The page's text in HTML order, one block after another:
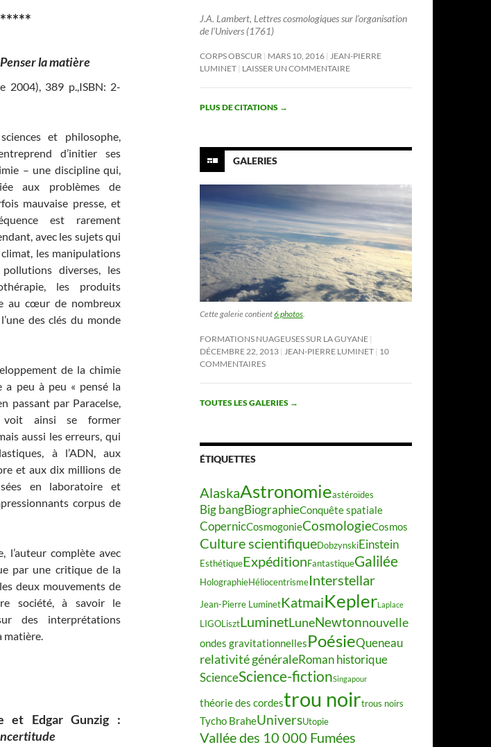
Penser la matière
2004), 389 p.,ISBN: 2-
et philosophe,
d’initier ses
– une discipline qui,
aux problèmes de
mauvaise presse, et
est rarement
avec les sujets qui
les manipulations
diverses, les
les produits
au cœur de nombreux
des clés du monde
de la chimie
a peu à peu « pensé la
passant par Paracelse,
voit ainsi se former
aussi les erreurs, qui
à l’ADN, aux
et aux dix millions de
en laboratoire et
corpus de
l’auteur complète avec
par une critique de la
deux mouvements de
société, à savoir le
des interprétations
matière.
et Edgar Gunzig :
J.A. Lambert, Lettres cosmologiques sur l’organisation
de l’Univers (1761)
CORPS OBSCUR MARS 10, 2016 JEAN-PIERRE
LUMINET LAISSER UN COMMENTAIRE
PLUS DE CITATIONS →
GALERIES
Cette galerie contient6 photos.
FORMATIONS NUAGEUSES SUR LA GUYANE
DÉCEMBRE 22, 2013 JEAN-PIERRE LUMINET 10
COMMENTAIRES
TOUTES LES GALERIES →
ÉTIQUETTES
AlaskaAstronomieastéroïdes
Big bangBiographieConquête spatiale
CopernicCosmogonieCosmologieCosmos
Culture scientifiqueDobzynskiEinstein
EsthétiqueExpéditionFantastiqueGalilée
HolographieHéliocentrismeInterstellar
Jean-Pierre LuminetKatmaiKeplerLaplace
LIGOLisztLuminetLuneNewtonnouvelle
ondes gravitationnellesPoésieQueneau
relativité généraleRoman historique
ScienceScience-fictionSingapour
théorie des cordestrou noirtrous noirs
Tycho BraheUniversUtopie
Vallée des 10 000 Fumées